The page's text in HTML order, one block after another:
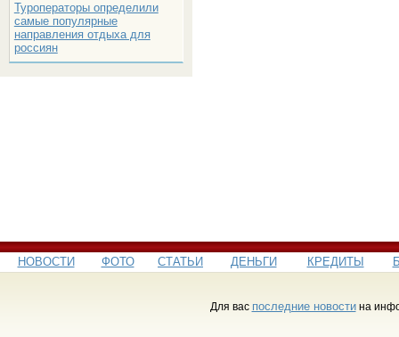
Туроператоры определили
самые популярные
направления отдыха для
россиян
НОВОСТИ ФОТО СТАТЬИ ДЕНЬГИ КРЕДИТЫ
Для вас последние новостина